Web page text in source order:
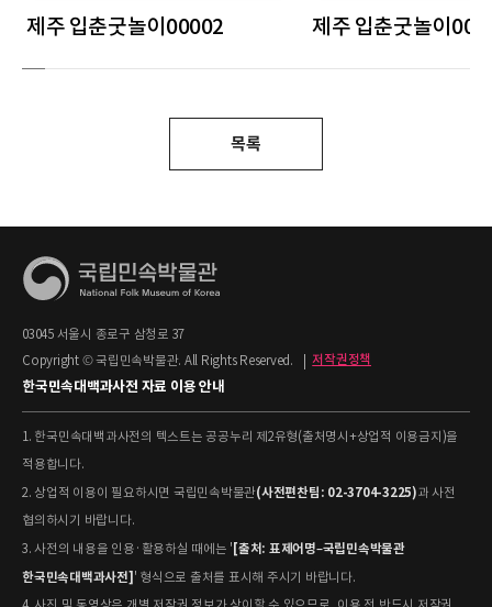
제주 입춘굿놀이00002 제주 입춘굿놀이
목록
03045 서울시 종로구 삼청로 37
Copyright © 국립민속박물관. All Rights Reserved.
저작권정책
한국민속대백과사전 자료 이용 안내
1. 한국민속대백과사전의 텍스트는 공공누리 제2유형(출처명시+상업적 이용금지)을
적용합니다.
2. 상업적 이용이 필요하시면 국립민속박물관(사전편찬팀: 02-3704-3225)과 사전
협의하시기 바랍니다.
3. 사전의 내용을 인용·활용하실 때에는 '[출처: 표제어명–국립민속박물관
한국민속대백과사전]' 형식으로 출처를 표시해 주시기 바랍니다.